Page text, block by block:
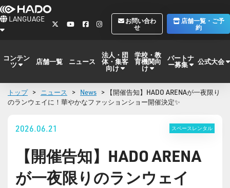
LANGUAGE
お問い合わ
せ
店舗一覧・ご予
約
コンテン
ツ 店舗一覧 ニュース
法人・団
体・集客
向け
学校・教
育機関向
け
パートナ
ー募集 公式大会
トップ > ニュース > News > 【開催告知】HADO ARENAが一夜限り
のランウェイに！華やかなファッションショー開催決定✨
2026.06.21 スペースレンタル
【開催告知】HADO ARENA
が一夜限りのランウェイ